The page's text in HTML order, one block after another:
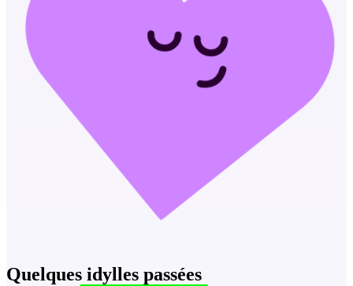
Quelques idylles passées